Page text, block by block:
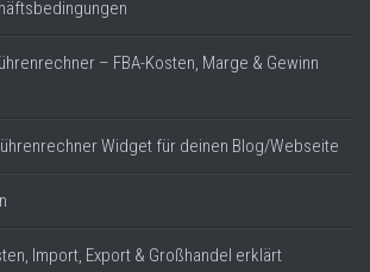
– FBA-Kosten, Marge & Gewinn
Widget für deinen Blog/Webseite
Import, Export & Großhandel erklärt